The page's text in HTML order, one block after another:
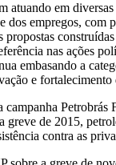
atuando em
dos empregos, com
nas ações
embasando a
e
campanha Petrobrás
greve de 2015,
contra as